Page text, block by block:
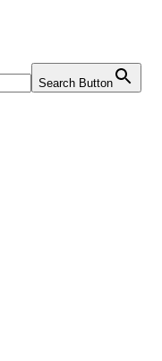
Search Button